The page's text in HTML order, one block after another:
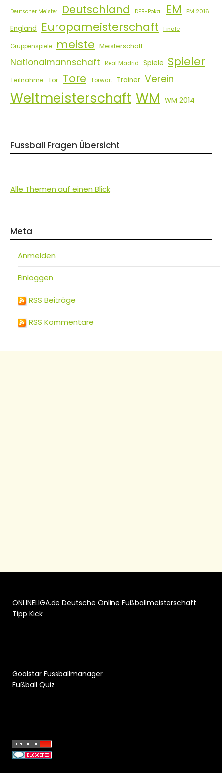
Deutscher Meister Deutschland DFB-Pokal EM EM 2016
England Europameisterschaft Finale
Gruppenspiele meiste Meisterschaft
Nationalmannschaft Real Madrid Spiele Spieler
Teilnahme Tor Tore Torwart Trainer Verein
Weltmeisterschaft WM WM 2014
Fussball Fragen Übersicht
Alle Themen auf einen Blick
Meta
Anmelden
Einloggen
RSS Beiträge
RSS Kommentare
ONLINELIGA.de Deutsche Online Fußballmeisterschaft
Tipp Kick
Goalstar Fussballmanager
Fußball Quiz